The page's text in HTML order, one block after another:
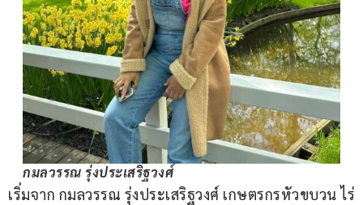
กมลวรรณ รุ่งประเสริฐวงศ์
เริ่มจาก กมลวรรณ รุ่งประเสริฐวงศ์ เกษตรกรหัวขบวน ไร่